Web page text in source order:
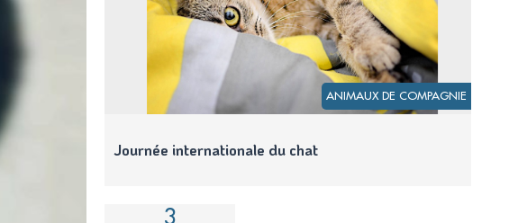
ANIMAUX DE COMPAGNIE
Journée internationale du chat
3